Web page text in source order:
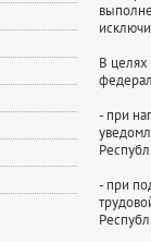
В целях
- при
- при